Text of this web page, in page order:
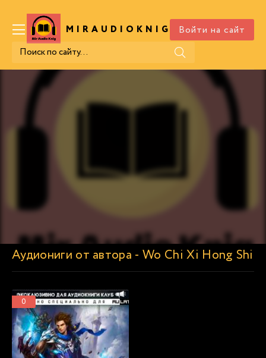
MIRAUDIOKNIG .COM
Войти на сайт
Аудиониги от автора - Wo Chi Xi Hong Shi
0